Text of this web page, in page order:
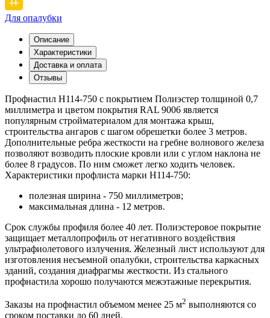
Для опалубки
Описание
Характеристики
Доставка и оплата
Отзывы
Профнастил Н114-750 с покрытием Полиэстер толщиной 0,7
миллиметра и цветом покрытия RAL 9006 является
популярным стройматериалом для монтажа крыш,
строительства ангаров с шагом обрешетки более 3 метров.
Дополнительные ребра жесткости на гребне волнового железа
позволяют возводить плоские кровли или с углом наклона не
более 8 градусов. По ним сможет легко ходить человек.
Характеристики профлиста марки Н114-750:
полезная ширина - 750 миллиметров;
максимальная длина - 12 метров.
Срок службы профиля более 40 лет. Полиэстеровое покрытие
защищает металлопрофиль от негативного воздействия
ультрафиолетового излучения. Железный лист используют для
изготовления несъемной опалубки, строительства каркасных
зданий, создания диафрагмы жесткости. Из стального
профнастила хорошо получаются межэтажные перекрытия.
Заказы на профнастил объемом менее 25 м2 выполняются со
сроком поставки до 60 дней.